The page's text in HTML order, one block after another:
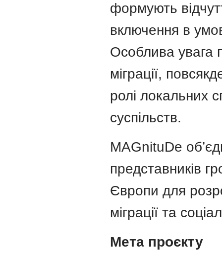
формують
включення в
Особлива увага
міграції,
ролі локальних
суспільств.
MAGnituDe
представників
Європи для
міграції та
Мета проєкту